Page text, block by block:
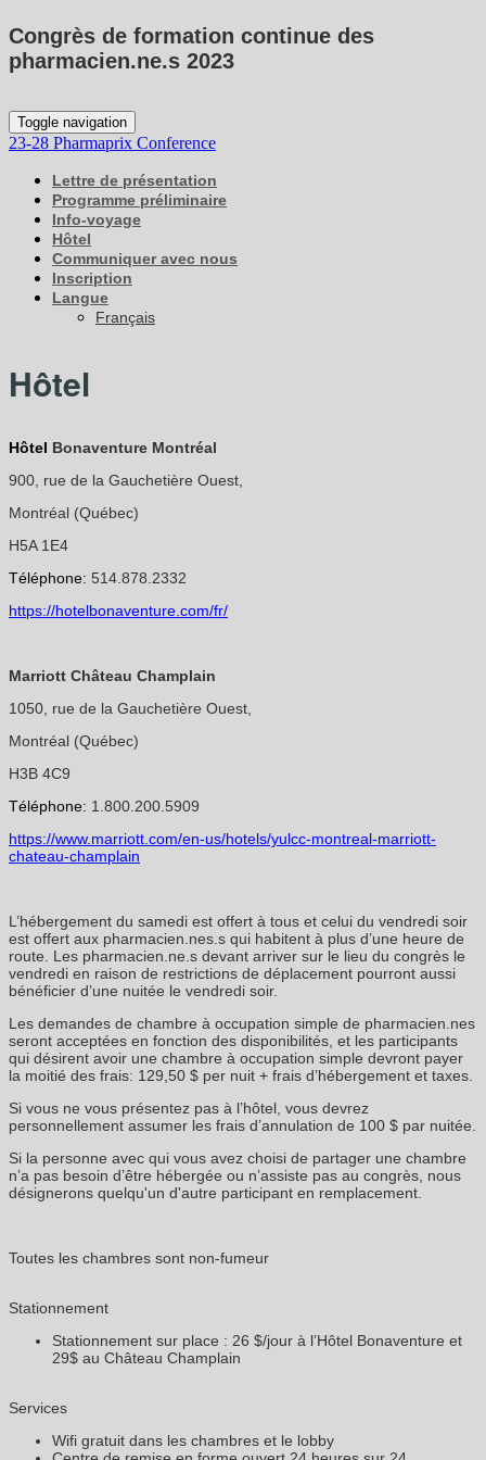
Congrès de formation continue des
pharmacien.ne.s 2023
Toggle navigation
23-28 Pharmaprix Conference
Lettre de présentation
Programme préliminaire
Info-voyage
Hôtel
Communiquer avec nous
Inscription
Langue
Français
Hôtel
Hôtel Bonaventure Montréal
900, rue de la Gauchetière Ouest,
Montréal (Québec)
H5A 1E4
Téléphone: 514.878.2332
https://hotelbonaventure.com/fr/
Marriott Château Champlain
1050, rue de la Gauchetière Ouest,
Montréal (Québec)
H3B 4C9
Téléphone: 1.800.200.5909
https://www.marriott.com/en-us/hotels/yulcc-montreal-marriott-
chateau-champlain
L’hébergement du samedi est offert à tous et celui du vendredi soir
est offert aux pharmacien.nes.s qui habitent à plus d’une heure de
route. Les pharmacien.ne.s devant arriver sur le lieu du congrès le
vendredi en raison de restrictions de déplacement pourront aussi
bénéficier d’une nuitée le vendredi soir.
Les demandes de chambre à occupation simple de pharmacien.nes
seront acceptées en fonction des disponibilités, et les participants
qui désirent avoir une chambre à occupation simple devront payer
la moitié des frais: 129,50 $ per nuit + frais d’hébergement et taxes.
Si vous ne vous présentez pas à l’hôtel, vous devrez
personnellement assumer les frais d’annulation de 100 $ par nuitée.
Si la personne avec qui vous avez choisi de partager une chambre
n’a pas besoin d’être hébergée ou n’assiste pas au congrès, nous
désignerons quelqu'un d'autre participant en remplacement.
Toutes les chambres sont non-fumeur
Stationnement
Stationnement sur place : 26 $/jour à l’Hôtel Bonaventure et
29$ au Château Champlain
Services
Wifi gratuit dans les chambres et le lobby